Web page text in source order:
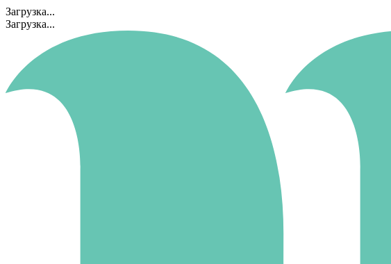
Загрузка...
Загрузка...